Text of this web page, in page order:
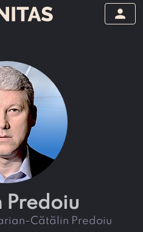
person
Predoiu
Cătălin Predoiu